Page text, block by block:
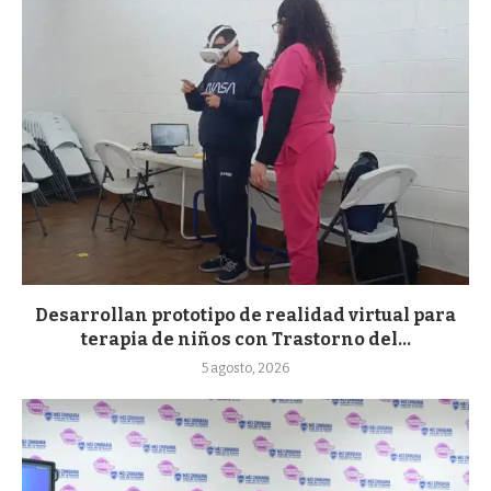
Desarrollan prototipo de realidad virtual para
terapia de niños con Trastorno del...
5 agosto, 2026